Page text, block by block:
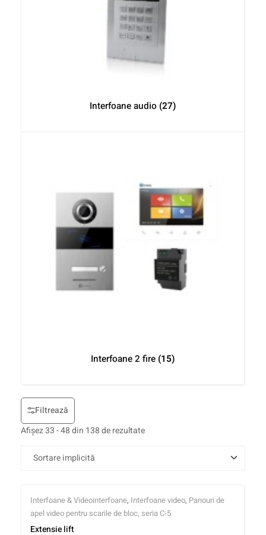
Interfoane audio (27)
Interfoane 2 fire (15)
Filtrează
Afișez 33 - 48 din 138 de rezultate
Interfoane & Videointerfoane, Interfoane video, Panouri de
apel video pentru scarile de bloc, seria C-5
Extensie lift